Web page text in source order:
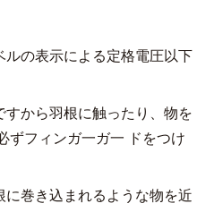
ルの表示による定格電圧以下
すから羽根に触ったり、物を
ずフィンガ一ガ一 ドをつけ
に巻き込まれるような物を近